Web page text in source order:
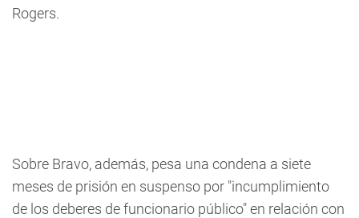
Rogers.
Sobre Bravo, además, pesa una condena a siete
meses de prisión en suspenso por "incumplimiento
de los deberes de funcionario público" en relación con